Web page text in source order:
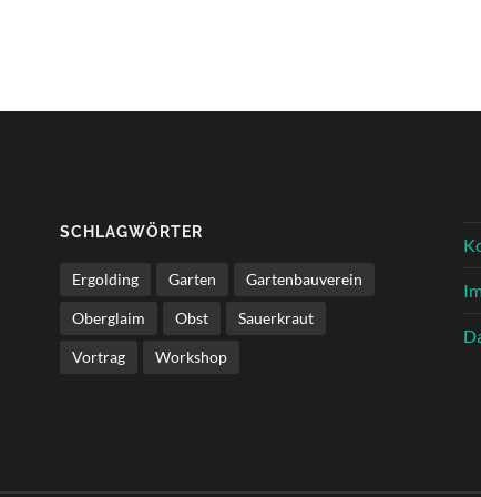
SCHLAGWÖRTER
Ergolding Garten Gartenbauverein
Oberglaim Obst Sauerkraut
Vortrag Workshop